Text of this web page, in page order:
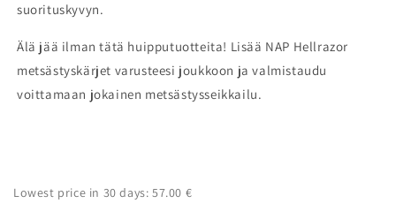
suorituskyvyn.
Älä jää ilman tätä huipputuotteita! Lisää NAP Hellrazor
metsästyskärjet varusteesi joukkoon ja valmistaudu
voittamaan jokainen metsästysseikkailu.
Lowest price in 30 days: 57.00 €